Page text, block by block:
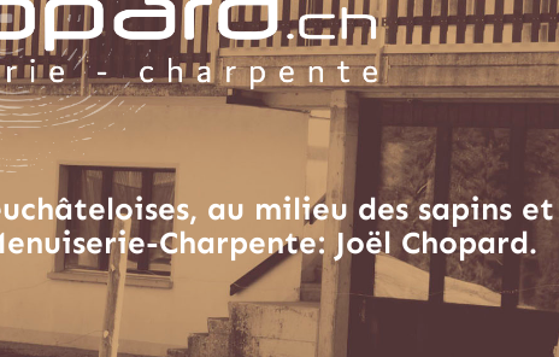
au milieu des sapins
Charpente: Joël Chopard.